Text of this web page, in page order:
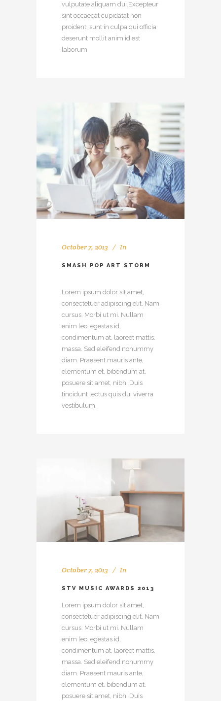
vulputate aliquam dui.Excepteur
sint occaecat cupidatat non
proident, sunt in culpa qui officia
deserunt mollit anim id est
laborum
October 7, 2013 In
SMASH POP ART STORM
Lorem ipsum dolor sit amet,
consectetuer adipiscing elit. Nam
cursus. Morbi ut mi. Nullam
enim leo, egestas id,
condimentum at, laoreet mattis,
massa. Sed eleifend nonummy
diam. Praesent mauris ante,
elementum et, bibendum at,
posuere sit amet, nibh. Duis
tincidunt lectus quis dui viverra
vestibulum.
October 7, 2013 In
STV MUSIC AWARDS 2013
Lorem ipsum dolor sit amet,
consectetuer adipiscing elit. Nam
cursus. Morbi ut mi. Nullam
enim leo, egestas id,
condimentum at, laoreet mattis,
massa. Sed eleifend nonummy
diam. Praesent mauris ante,
elementum et, bibendum at,
posuere sit amet, nibh. Duis